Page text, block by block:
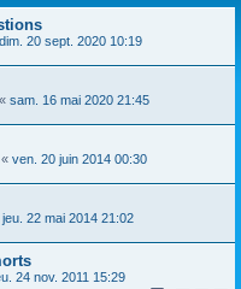
dim. 20 sept. 2020 10:19
« sam. 16 mai 2020 21:45
« ven. 20 juin 2014 00:30
jeu. 22 mai 2014 21:02
24 nov. 2011 15:29